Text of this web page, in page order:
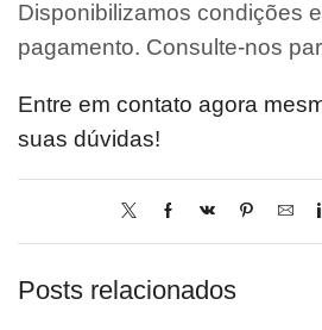
Disponibilizamos condições
pagamento. Consulte-nos
Entre em contato agora
suas dúvidas!
Posts relacionados